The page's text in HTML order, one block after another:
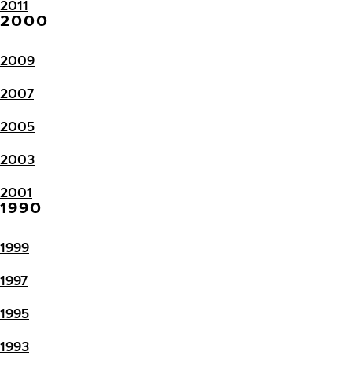
2011
2000
2009
2007
2005
2003
2001
1990
1999
1997
1995
1993